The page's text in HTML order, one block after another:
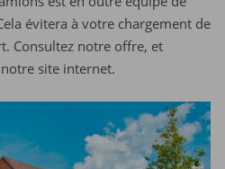
évitera à votre chargement de
Consultez notre offre, et
site internet.